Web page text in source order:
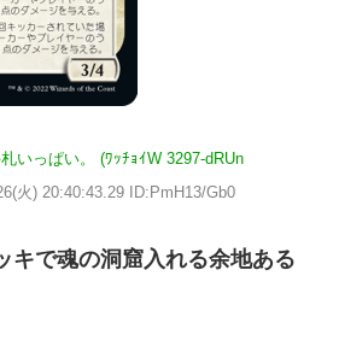
いっぱい。 (ﾜｯﾁｮｲW 3297-dRUn
火) 20:40:43.29 ID:PmH13/Gb0
キで魂の洞窟入れる余地ある